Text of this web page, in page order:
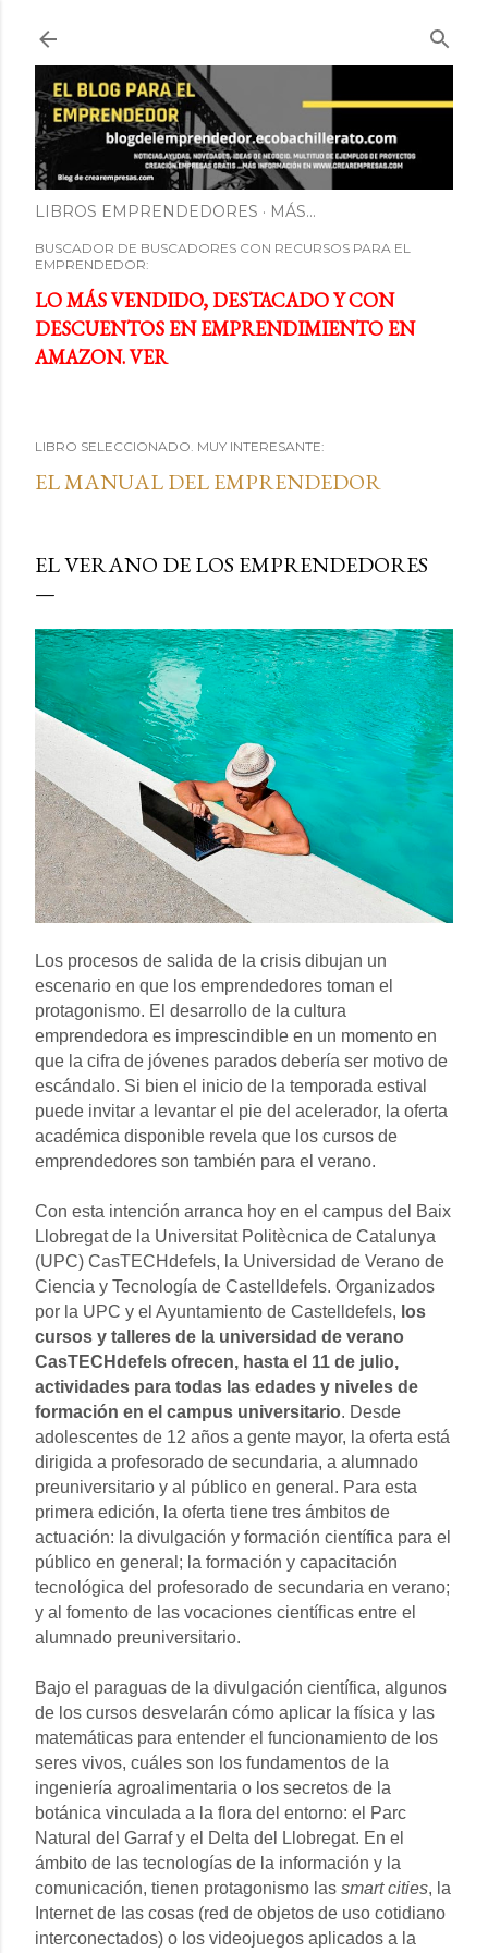
LIBROS EMPRENDEDORES MÁS…
BUSCADOR DE BUSCADORES CON RECURSOS PARA EL
EMPRENDEDOR:
LO MÁS VENDIDO, DESTACADO Y CON
DESCUENTOS EN EMPRENDIMIENTO EN
AMAZON. VER
LIBRO SELECCIONADO. MUY INTERESANTE:
EL MANUAL DEL EMPRENDEDOR
EL VERANO DE LOS EMPRENDEDORES
Los procesos de salida de la crisis dibujan un
escenario en que los emprendedores toman el
protagonismo. El desarrollo de la cultura
emprendedora es imprescindible en un momento en
que la cifra de jóvenes parados debería ser motivo de
escándalo. Si bien el inicio de la temporada estival
puede invitar a levantar el pie del acelerador, la oferta
académica disponible revela que los cursos de
emprendedores son también para el verano.
Con esta intención arranca hoy en el campus del Baix
Llobregat de la Universitat Politècnica de Catalunya
(UPC) CasTECHdefels, la Universidad de Verano de
Ciencia y Tecnología de Castelldefels. Organizados
por la UPC y el Ayuntamiento de Castelldefels, los
cursos y talleres de la universidad de verano
CasTECHdefels ofrecen, hasta el 11 de julio,
actividades para todas las edades y niveles de
formación en el campus universitario. Desde
adolescentes de 12 años a gente mayor, la oferta está
dirigida a profesorado de secundaria, a alumnado
preuniversitario y al público en general. Para esta
primera edición, la oferta tiene tres ámbitos de
actuación: la divulgación y formación científica para el
público en general; la formación y capacitación
tecnológica del profesorado de secundaria en verano;
y al fomento de las vocaciones científicas entre el
alumnado preuniversitario.
Bajo el paraguas de la divulgación científica, algunos
de los cursos desvelarán cómo aplicar la física y las
matemáticas para entender el funcionamiento de los
seres vivos, cuáles son los fundamentos de la
ingeniería agroalimentaria o los secretos de la
botánica vinculada a la flora del entorno: el Parc
Natural del Garraf y el Delta del Llobregat. En el
ámbito de las tecnologías de la información y la
comunicación, tienen protagonismo las smart cities, la
Internet de las cosas (red de objetos de uso cotidiano
interconectados) o los videojuegos aplicados a la